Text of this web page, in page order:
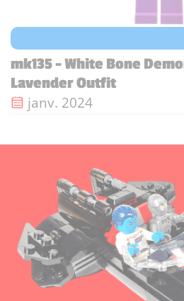
mk135 - White Bone
Lavender Outfit
Date de sortie :
janv. 2024